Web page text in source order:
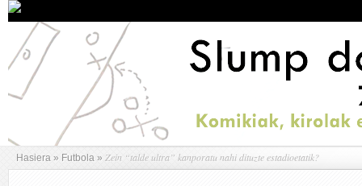
Hasiera » Futbola » Zein “talde ultra” kanporatu nahi dituzte estadioetatik?